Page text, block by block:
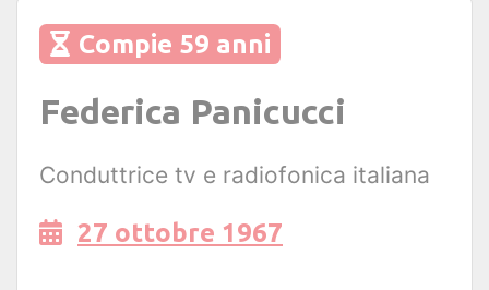
Compie 59 anni
Federica Panicucci
Conduttrice tv e radiofonica italiana
27 ottobre 1967